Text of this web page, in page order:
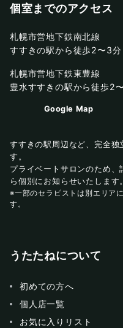
個室までのアクセス
札幌市営地下鉄南北線
すすきの駅から徒歩2〜3分
札幌市営地下鉄東豊線
豊水すすきの駅から徒歩2
Google Map
すすきの駅周辺など、完全独
す。
プライベートサロンのため
ら個別にお知らせいたします。
※一部のセラピストは別エリア
す。
うたたねについて
初めての方へ
個人店一覧
お気に入りリスト